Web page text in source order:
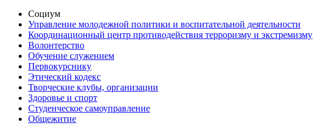
Социум
Управление молодежной политики и воспитательной деятельности
Координационный центр противодействия терроризму и экстремизму
Волонтерство
Обучение служением
Первокурснику
Этический кодекс
Творческие клубы, организации
Здоровье и спорт
Студенческое самоуправление
Общежитие